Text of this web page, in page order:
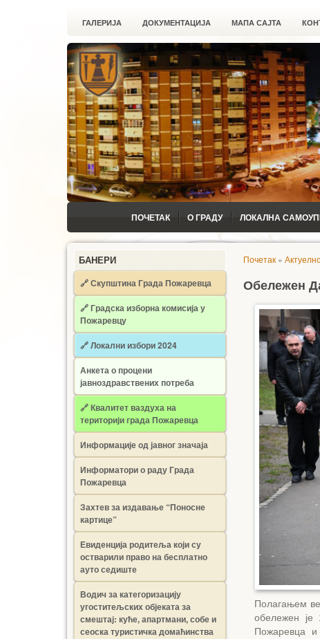
ГАЛЕРИЈА ДОКУМЕНТАЦИЈА МАПА САЈТА
ПОЧЕТАК О ГРАДУ ЛОКАЛНА
БАНЕРИ
🔗 Скупштина Града Пожаревца
🔗Градска изборна комисија у
Пожаревцу
🔗 Локални избори 2024
Анкета о процени
јавноздравствених потреба
🔗 Квалитет ваздуха на
територији града Пожаревца
Информације од јавног значаја
Информатори о раду Града
Пожаревца
Захтев за издавање “Поносне
картице”
Евиденција родитеља који су
остварили право на бесплатно
ауто седиште
Водич за категоризацију
угоститељских објеката за
смештај: куће, апартмани, собе и
сеоска туристичка домаћинства
Почетак »
Обележен
Полагањем
обележен је
Пожаревца и